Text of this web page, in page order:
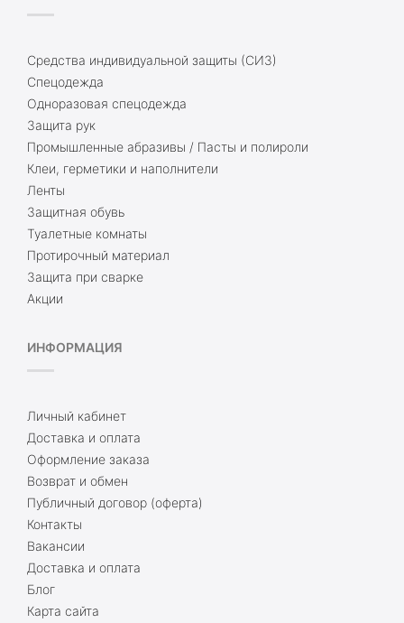
Средства индивидуальной защиты (СИЗ)
Спецодежда
Одноразовая спецодежда
Защита рук
Промышленные абразивы / Пасты и полироли
Клеи, герметики и наполнители
Ленты
Защитная обувь
Туалетные комнаты
Протирочный материал
Защита при сварке
Акции
ИНФОРМАЦИЯ
Личный кабинет
Доставка и оплата
Оформление заказа
Возврат и обмен
Публичный договор (оферта)
Контакты
Вакансии
Доставка и оплата
Блог
Карта сайта